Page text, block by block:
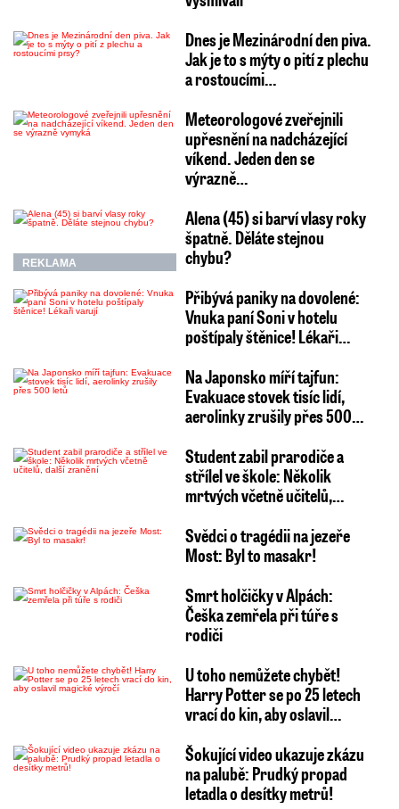
Dnes je Mezinárodní den piva.
Jak je to s mýty o pití z plechu
a rostoucími…
Meteorologové zveřejnili
upřesnění na nadcházející
víkend. Jeden den se
výrazně…
REKLAMA
Alena (45) si barví vlasy roky
špatně. Děláte stejnou
chybu?
Přibývá paniky na dovolené:
Vnuka paní Soni v hotelu
poštípaly štěnice! Lékaři…
Na Japonsko míří tajfun:
Evakuace stovek tisíc lidí,
aerolinky zrušily přes 500…
Student zabil prarodiče a
střílel ve škole: Několik
mrtvých včetně učitelů,…
Svědci o tragédii na jezeře
Most: Byl to masakr!
Smrt holčičky v Alpách:
Češka zemřela při túře s
rodiči
U toho nemůžete chybět!
Harry Potter se po 25 letech
vrací do kin, aby oslavil…
Šokující video ukazuje zkázu
na palubě: Prudký propad
letadla o desítky metrů!